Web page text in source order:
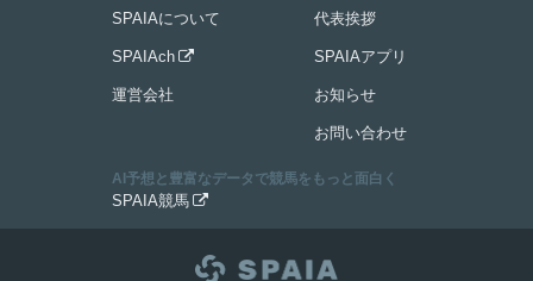
SPAIAについて
SPAIAch 
運営会社
代表挨拶
SPAIAアプリ
お知らせ
お問い合わせ
AI予想と豊富なデータで競馬をもっと面白く
SPAIA競馬 